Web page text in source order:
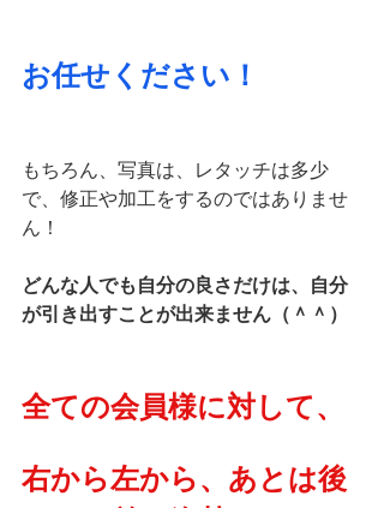
お任せください！
もちろん、写真は、レタッチは多少
で、修正や加工をするのではありませ
ん！
どんな人でも自分の良さだけは、自分
が引き出すことが出来ません（＾＾）
全ての会員様に対して、
右から左から、あとは後